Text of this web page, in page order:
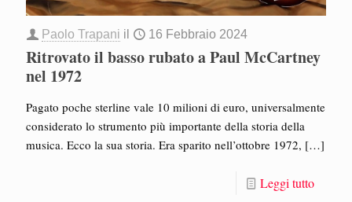
Paolo Trapani il 16 Febbraio 2024
Ritrovato il basso rubato a Paul McCartney
nel 1972
Pagato poche sterline vale 10 milioni di euro, universalmente
considerato lo strumento più importante della storia della
musica. Ecco la sua storia. Era sparito nell’ottobre 1972, […]
Leggi tutto